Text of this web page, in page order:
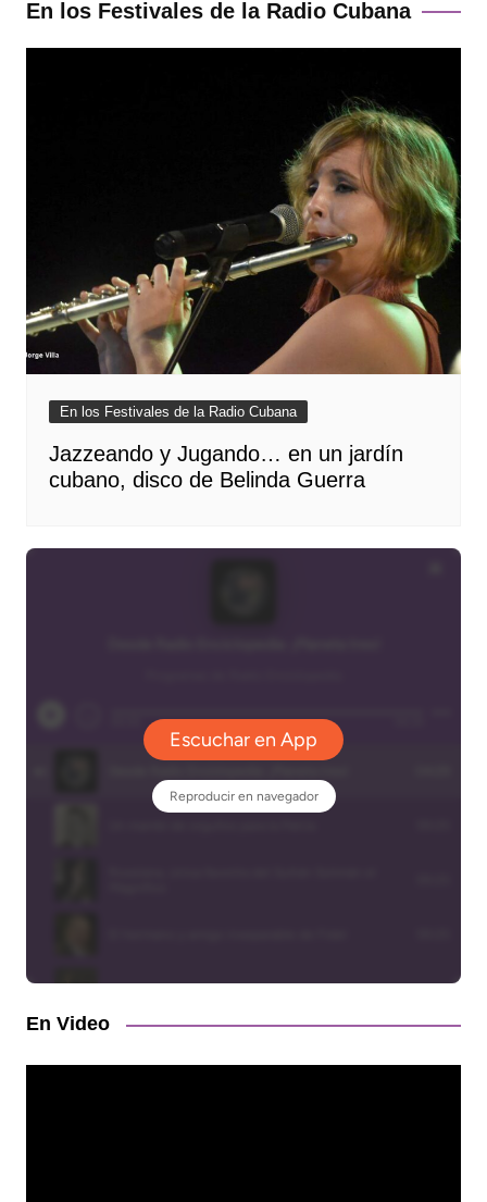
En los Festivales de la Radio Cubana
En los Festivales de la Radio Cubana
Jazzeando y Jugando… en un jardín
cubano, disco de Belinda Guerra
En Video